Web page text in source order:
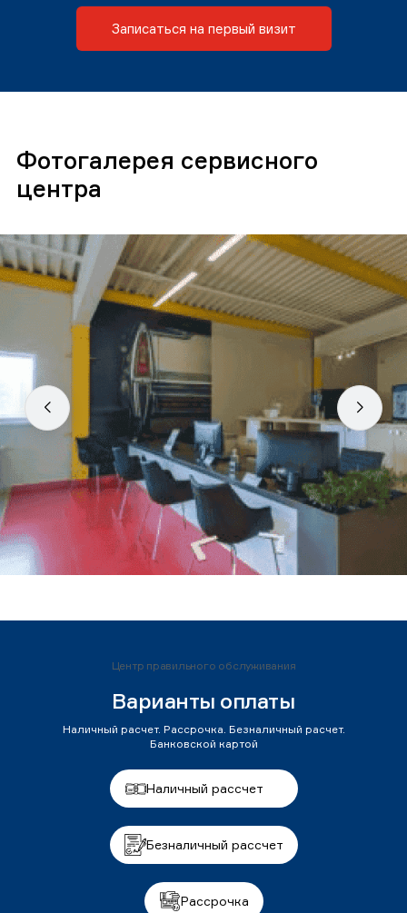
Записаться на первый визит
Фотогалерея сервисного
центра
Центр правильного обслуживания
Варианты оплаты
Наличный расчет. Рассрочка. Безналичный расчет.
Банковской картой
Наличный рассчет
Безналичный рассчет
Рассрочка